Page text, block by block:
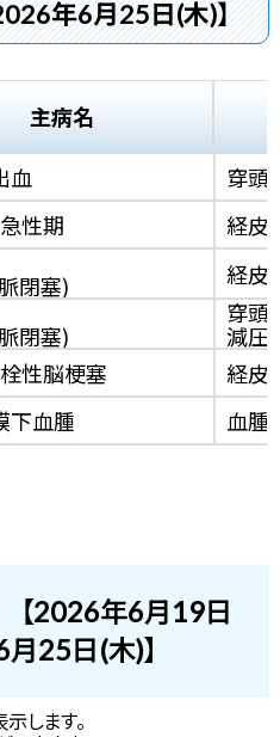
年6月25日(木)】
主病名
血
穿頭
性期
経皮
閉塞)
経皮
閉塞)
穿頭
減圧
性脳梗塞
経皮
下血腫 血腫
【2026年6月19日
25日(木)】
します。